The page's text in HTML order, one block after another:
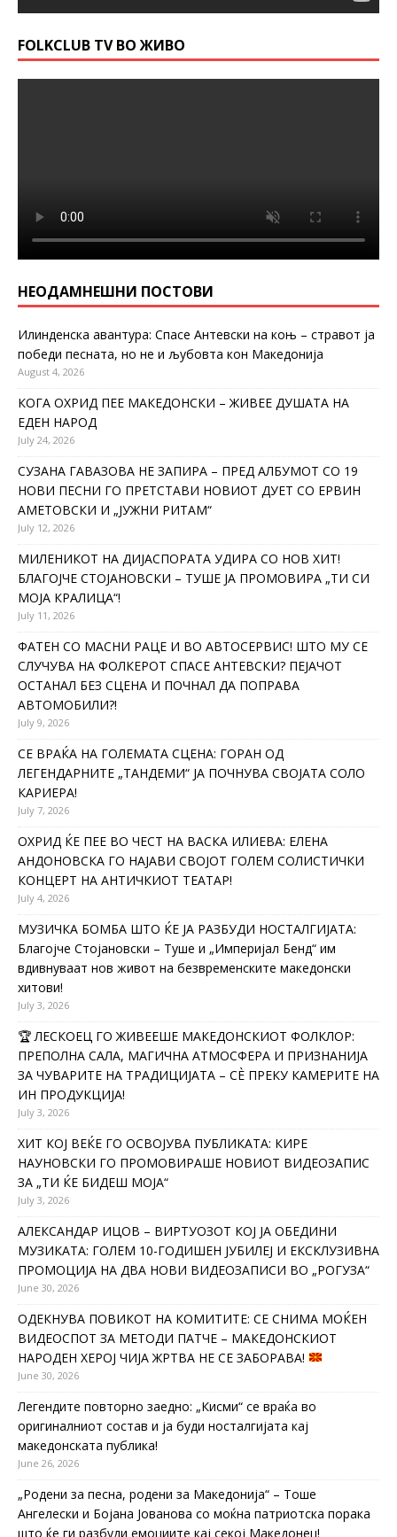
FOLKCLUB TV ВО ЖИВО
НЕОДАМНЕШНИ ПОСТОВИ
Илинденска авантура: Спасе Антевски на коњ – стравот ја
победи песната, но не и љубовта кон Македонија
August 4, 2026
КОГА ОХРИД ПЕЕ МАКЕДОНСКИ – ЖИВЕЕ ДУШАТА НА
ЕДЕН НАРОД
July 24, 2026
СУЗАНА ГАВАЗОВА НЕ ЗАПИРА – ПРЕД АЛБУМОТ СО 19
НОВИ ПЕСНИ ГО ПРЕТСТАВИ НОВИОТ ДУЕТ СО ЕРВИН
АМЕТОВСКИ И „ЈУЖНИ РИТАМ“
July 12, 2026
МИЛЕНИКОТ НА ДИЈАСПОРАТА УДИРА СО НОВ ХИТ!
БЛАГОЈЧЕ СТОЈАНОВСКИ – ТУШЕ ЈА ПРОМОВИРА „ТИ СИ
МОЈА КРАЛИЦА“!
July 11, 2026
ФАТЕН СО МАСНИ РАЦЕ И ВО АВТОСЕРВИС! ШТО МУ СЕ
СЛУЧУВА НА ФОЛКЕРОТ СПАСЕ АНТЕВСКИ? ПЕЈАЧОТ
ОСТАНАЛ БЕЗ СЦЕНА И ПОЧНАЛ ДА ПОПРАВА
АВТОМОБИЛИ?!
July 9, 2026
СЕ ВРАЌА НА ГОЛЕМАТА СЦЕНА: ГОРАН ОД
ЛЕГЕНДАРНИТЕ „ТАНДЕМИ“ ЈА ПОЧНУВА СВОЈАТА СОЛО
КАРИЕРА!
July 7, 2026
ОХРИД ЌЕ ПЕЕ ВО ЧЕСТ НА ВАСКА ИЛИЕВА: ЕЛЕНА
АНДОНОВСКА ГО НАЈАВИ СВОЈОТ ГОЛЕМ СОЛИСТИЧКИ
КОНЦЕРТ НА АНТИЧКИОТ ТЕАТАР!
July 4, 2026
МУЗИЧКА БОМБА ШТО ЌЕ ЈА РАЗБУДИ НОСТАЛГИЈАТА:
Благојче Стојановски – Туше и „Империјал Бенд“ им
вдивнуваат нов живот на безвременските македонски
хитови!
July 3, 2026
🏆 ЛЕСКОЕЦ ГО ЖИВЕЕШЕ МАКЕДОНСКИОТ ФОЛКЛОР:
ПРЕПОЛНА САЛА, МАГИЧНА АТМОСФЕРА И ПРИЗНАНИЈА
ЗА ЧУВАРИТЕ НА ТРАДИЦИЈАТА – СÈ ПРЕКУ КАМЕРИТЕ НА
ИН ПРОДУКЦИЈА!
July 3, 2026
ХИТ КОЈ ВЕЌЕ ГО ОСВОЈУВА ПУБЛИКАТА: КИРЕ
НАУНОВСКИ ГО ПРОМОВИРАШЕ НОВИОТ ВИДЕОЗАПИС
ЗА „ТИ ЌЕ БИДЕШ МОЈА“
July 3, 2026
АЛЕКСАНДАР ИЦОВ – ВИРТУОЗОТ КОЈ ЈА ОБЕДИНИ
МУЗИКАТА: ГОЛЕМ 10-ГОДИШЕН ЈУБИЛЕЈ И ЕКСКЛУЗИВНА
ПРОМОЦИЈА НА ДВА НОВИ ВИДЕОЗАПИСИ ВО „РОГУЗА“
June 30, 2026
ОДЕКНУВА ПОВИКОТ НА КОМИТИТЕ: СЕ СНИМА МОЌЕН
ВИДЕОСПОТ ЗА МЕТОДИ ПАТЧЕ – МАКЕДОНСКИОТ
НАРОДЕН ХЕРОЈ ЧИЈА ЖРТВА НЕ СЕ ЗАБОРАВА!
June 30, 2026
Легендите повторно заедно: „Кисми“ се враќа во
оригиналниот состав и ја буди носталгијата кај
македонската публика!
June 26, 2026
„Родени за песна, родени за Македонија“ – Тоше
Ангелески и Бојана Јованова со моќна патриотска порака
што ќе ги разбуди емоциите кај секој Македонец!